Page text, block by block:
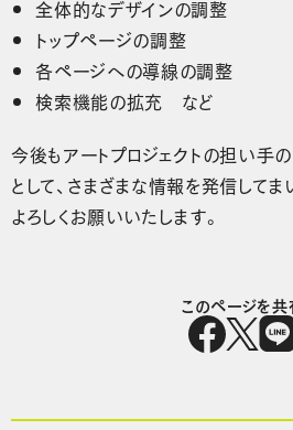
全体的なデザインの調整
トップページの調整
各ページへの導線の調整
検索機能の拡充 など
今後もアートプロジェクトの担い手
として、さまざまな情報を発信して
よろしくお願いいたします。
このページを共